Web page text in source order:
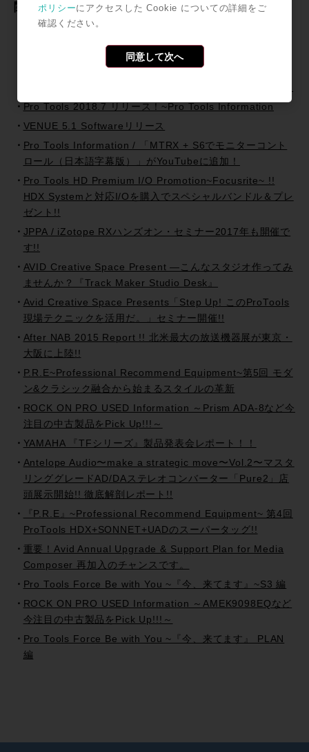
関連記事
AVID VENUE乗り換えプロモーション開始！！
Pro Tools 2018.7 リリース！~Pro Tools Information
VENUE 5.1 Softwareリリース
Pro Tools Information / 「MTRX + S6でモニターコント
ロール（日本語字幕版）」がYouTubeに追加！
Pro Tools HD Premium I/O Promotion~Focusrite~ !!
HDX Systemと対応I/Oを購入でスペシャルバンドル＆プレ
ゼント!!
JPPA / iZotope RXハンズオン・セミナー2017年も開催で
す!!
AVID Creative Space Present —こんなスタジオ作ってみ
ませんか？『Track Maker Studio Desk』
Avid Creative Space Presents「Step Up! このProTools
現場テクニックを活用だ。」セミナー開催!!
After NAB 2015 Report !! 北米最大の放送機器展が東京・
大阪に上陸!!
P.R.E~Professional Recommend Equipment~第5回 モダ
ン&クラシック融合から始まるスタイルの革新
ROCK ON PRO USED Information ～Prism ADA-8など今
注目の中古製品をPick Up!!!～
YAMAHA 『TFシリーズ』製品発表会レポート！！
Antelope Audio〜make a strategic move〜Vol.2〜マスタ
リンググレードAD/DAステレオコンバーター「Pure2」店
頭展示開始!! 徹底解剖レポート!!
『P.R.E』~Professional Recommend Equipment~ 第4回
ProTools HDX+SONNET+UADのスーパータッグ!!
重要！Avid Annual Upgrade & Support Plan for Media
Composer 再加入のチャンスです。
Pro Tools Force Be with You ~『今、来てます』~S3 編
ROCK ON PRO USED Information ～AMEK9098EQなど
今注目の中古製品をPick Up!!!～
Pro Tools Force Be with You ~『今、来てます』 PLAN
編
ポリシーにアクセスした Cookie についての詳細をご
確認ください。
同意して次へ